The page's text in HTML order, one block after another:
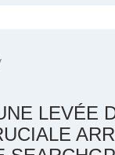
LEVÉE